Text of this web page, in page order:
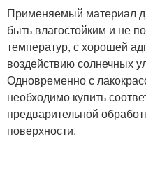
Применяемый материал
быть влагостойким и не
температур, с хорошей
воздействию солнечных
Одновременно с
необходимо купить
предварительной
поверхности.